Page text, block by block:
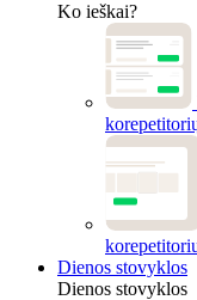
Ko ieškai?
Dienos stovyklos
Dienos stovyklos